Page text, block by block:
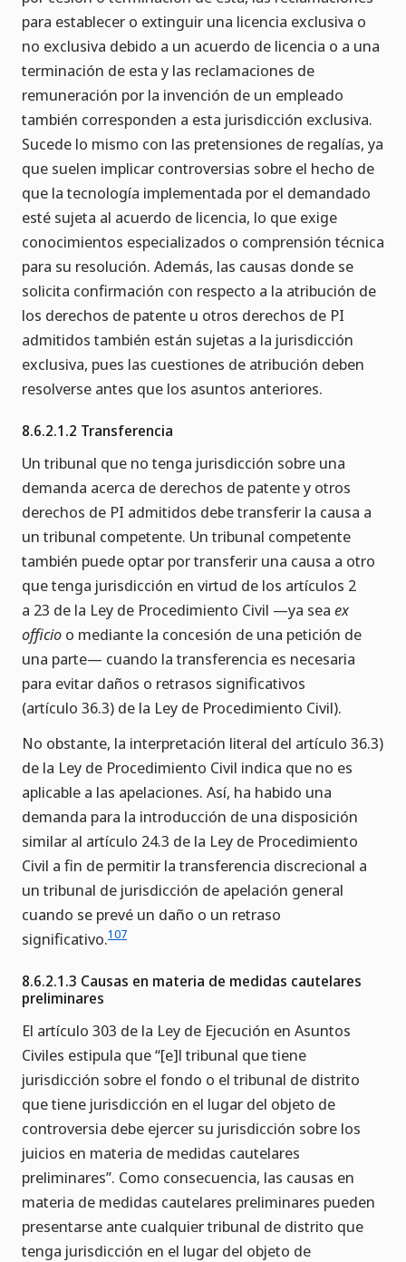
para establecer o extinguir una licencia exclusiva o
no exclusiva debido a un acuerdo de licencia o a una
terminación de esta y las reclamaciones de
remuneración por la invención de un empleado
también corresponden a esta jurisdicción exclusiva.
Sucede lo mismo con las pretensiones de regalías, ya
que suelen implicar controversias sobre el hecho de
que la tecnología implementada por el demandado
esté sujeta al acuerdo de licencia, lo que exige
conocimientos especializados o comprensión técnica
para su resolución. Además, las causas donde se
solicita confirmación con respecto a la atribución de
los derechos de patente u otros derechos de PI
admitidos también están sujetas a la jurisdicción
exclusiva, pues las cuestiones de atribución deben
resolverse antes que los asuntos anteriores.
8.6.2.1.2 Transferencia
Un tribunal que no tenga jurisdicción sobre una
demanda acerca de derechos de patente y otros
derechos de PI admitidos debe transferir la causa a
un tribunal competente. Un tribunal competente
también puede optar por transferir una causa a otro
que tenga jurisdicción en virtud de los artículos 2
a 23 de la Ley de Procedimiento Civil —ya sea ex
officio o mediante la concesión de una petición de
una parte— cuando la transferencia es necesaria
para evitar daños o retrasos significativos
(artículo 36.3) de la Ley de Procedimiento Civil).
No obstante, la interpretación literal del artículo 36.3)
de la Ley de Procedimiento Civil indica que no es
aplicable a las apelaciones. Así, ha habido una
demanda para la introducción de una disposición
similar al artículo 24.3 de la Ley de Procedimiento
Civil a fin de permitir la transferencia discrecional a
un tribunal de jurisdicción de apelación general
cuando se prevé un daño o un retraso
significativo.107
8.6.2.1.3 Causas en materia de medidas cautelares
preliminares
El artículo 303 de la Ley de Ejecución en Asuntos
Civiles estipula que “[e]l tribunal que tiene
jurisdicción sobre el fondo o el tribunal de distrito
que tiene jurisdicción en el lugar del objeto de
controversia debe ejercer su jurisdicción sobre los
juicios en materia de medidas cautelares
preliminares”. Como consecuencia, las causas en
materia de medidas cautelares preliminares pueden
presentarse ante cualquier tribunal de distrito que
tenga jurisdicción en el lugar del objeto de